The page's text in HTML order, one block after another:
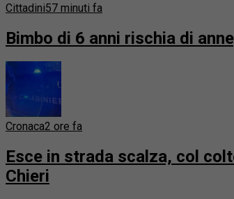
Cittadini57 minuti fa
Bimbo di 6 anni rischia di
Cronaca2 ore fa
Esce in strada scalza, col
Chieri